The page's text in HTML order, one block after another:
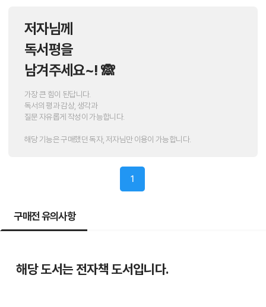
저자님께
독서평을
남겨주세요~! 🙈
가장 큰 힘이 된답니다.
독서의 평과 감상, 생각과
질문 자유롭게 작성이 가능합니다.
해당 기능은 구매했던 독자, 저자님만 이용이 가능합니다.
1
구매전 유의사항
해당 도서는 전자책 도서입니다.